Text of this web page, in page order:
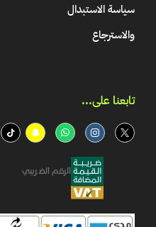
سياسة الاستبدال
والاسترجاع
تابعنا على...​
الرقم الضريبي